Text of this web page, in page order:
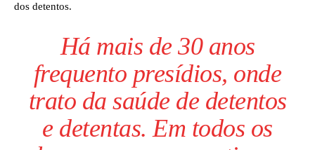
dos detentos.
Há mais de 30 anos
frequento presídios, onde
trato da saúde de detentos
e detentas. Em todos os